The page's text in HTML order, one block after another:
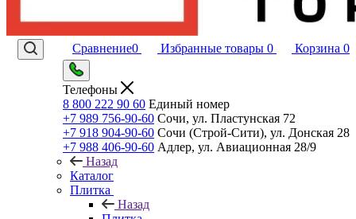
Сравнение0 Избранные товары 0 Корзина 0
Телефоны
8 800 222 90 60 Единый номер
+7 989 756-90-60 Сочи, ул. Пластунская 72
+7 918 904-90-60 Сочи (Строй-Сити), ул. Донская 28
+7 988 406-90-60 Адлер, ул. Авиационная 28/9
Назад
Каталог
Плитка
Назад